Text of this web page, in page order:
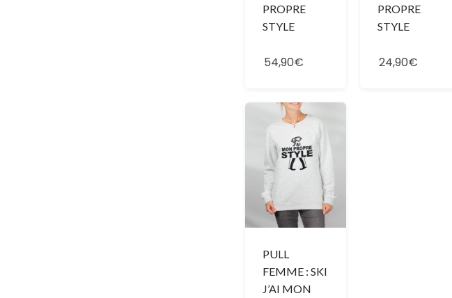
PROPRE
STYLE
54,90€
PROPRE
STYLE
24,90€
PULL
FEMME : SKI
J’AI MON